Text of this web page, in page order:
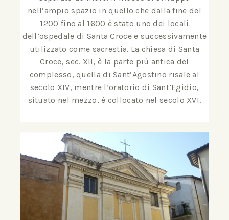
nell’ampio spazio in quello che dalla fine del
1200 fino al 1600 è stato uno dei locali
dell’ospedale di Santa Croce e successivamente
utilizzato come sacrestia. La chiesa di Santa
Croce, sec. XII, è la parte più antica del
complesso, quella di Sant’Agostino risale al
secolo XIV, mentre l’oratorio di Sant’Egidio,
situato nel mezzo, è collocato nel secolo XVI.